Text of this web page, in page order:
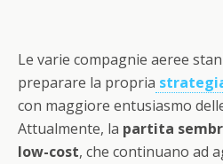
Le varie compagnie aeree
preparare la propria
con maggiore entusiasmo
Attualmente, la partita
low-cost, che continuano ad